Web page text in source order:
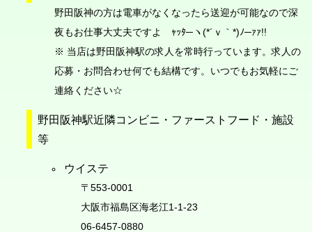
野田阪神の方は電車がなくなったら送迎が可能なので深
夜もお仕事大丈夫ですよ ｬｯﾀ─ヽ(*´ｖ｀*)ﾉ─ｧｧ!!
※ 当店は野田阪神駅の求人を常時行っています。求人の
応募・お問合わせ何でも結構です。いつでもお気軽にご
連絡ください☆
野田阪神駅近隣コンビニ・ファーストフード・施設
等
ウイステ
〒553-0001
大阪市福島区海老江1-1-23
06-6457-0880